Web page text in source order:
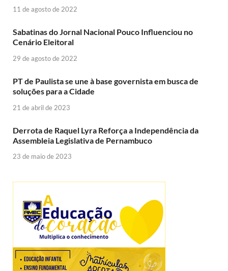
11 de agosto de 2022
Sabatinas do Jornal Nacional Pouco Influenciou no
Cenário Eleitoral
29 de agosto de 2022
PT de Paulista se une à base governista em busca de
soluções para a Cidade
21 de abril de 2023
Derrota de Raquel Lyra Reforça a Independência da
Assembleia Legislativa de Pernambuco
23 de maio de 2023